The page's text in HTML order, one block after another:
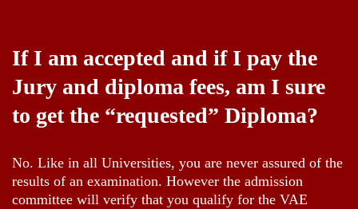
If I am accepted and if I pay the
Jury and diploma fees, am I sure
to get the “requested” Diploma?
No. Like in all Universities, you are never assured of the
results of an examination. However the admission
committee will verify that you qualify for the VAE